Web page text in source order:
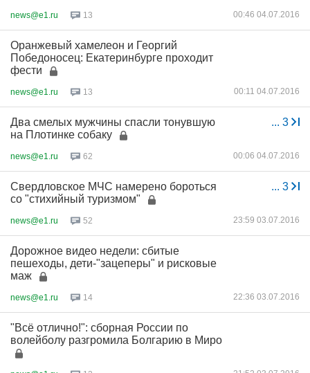
news@e1.ru 13 00:46 04.07.2016
Оранжевый хамелеон и Георгий
Победоносец: Екатеринбурге проходит
фести
news@e1.ru 13 00:11 04.07.2016
... 3
Два смелых мужчины спасли тонувшую
на Плотинке собаку
news@e1.ru 62 00:06 04.07.2016
... 3
Свердловское МЧС намерено бороться
со "стихийный туризмом"
news@e1.ru 52 23:59 03.07.2016
Дорожное видео недели: сбитые
пешеходы, дети-"зацеперы" и рисковые
маж
news@e1.ru 14 22:36 03.07.2016
"Всё отлично!": сборная России по
волейболу разгромила Болгарию в Миро